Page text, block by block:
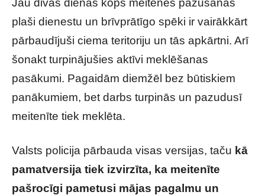
Jau divas dienas kopš meitenes pazušanas
plaši dienestu un brīvprātīgo spēki ir vairākkārt
pārbaudījuši ciema teritoriju un tās apkārtni. Arī
šonakt turpinājušies aktīvi meklēšanas
pasākumi. Pagaidām diemžēl bez būtiskiem
panākumiem, bet darbs turpinās un pazudusī
meitenīte tiek meklēta.
Valsts policija pārbauda visas versijas, taču kā
pamatversija tiek izvirzīta, ka meitenīte
pašrocīgi pametusi mājas pagalmu un